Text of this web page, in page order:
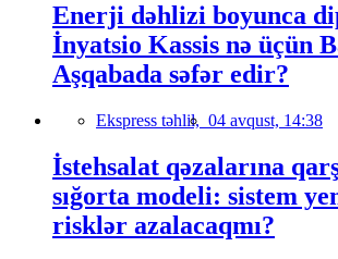
Enerji dəhlizi boyunca
İnyatsio Kassis nə üçün
Aşqabada səfər edir?
Ekspress təhlil, 04 avqust, 14:38
İstehsalat qəzalarına
sığorta modeli: sistem
risklər azalacaqmı?